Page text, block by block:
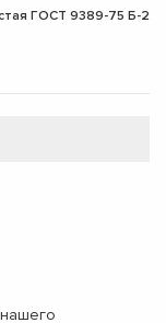
ГОСТ 9389-75 Б-2